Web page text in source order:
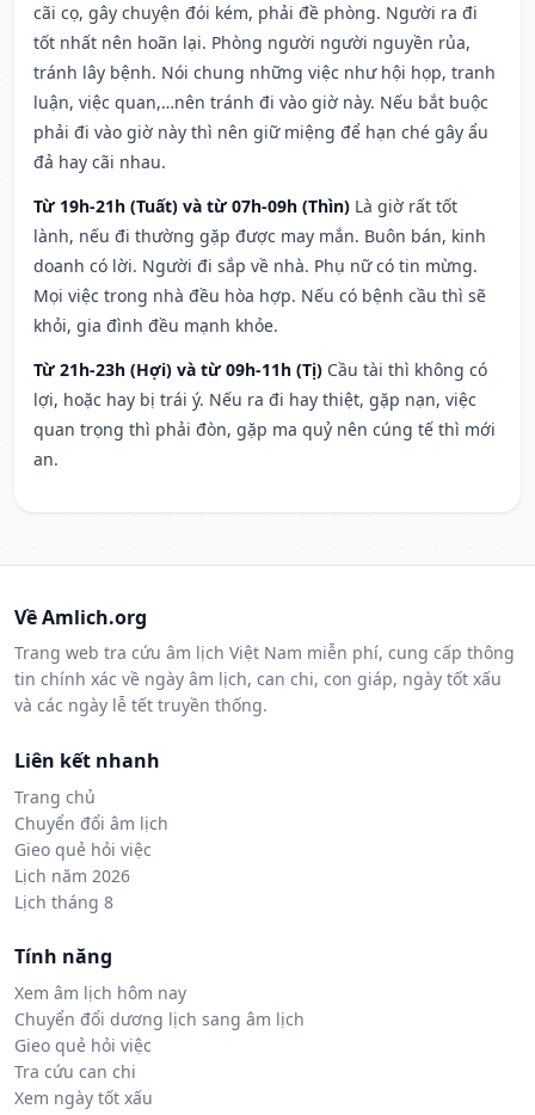
cãi cọ, gây chuyện đói kém, phải đề phòng. Người ra đi
tốt nhất nên hoãn lại. Phòng người người nguyền rủa,
tránh lây bệnh. Nói chung những việc như hội họp, tranh
luận, việc quan,…nên tránh đi vào giờ này. Nếu bắt buộc
phải đi vào giờ này thì nên giữ miệng để hạn ché gây ẩu
đả hay cãi nhau.
Từ 19h-21h (Tuất) và từ 07h-09h (Thìn) Là giờ rất tốt
lành, nếu đi thường gặp được may mắn. Buôn bán, kinh
doanh có lời. Người đi sắp về nhà. Phụ nữ có tin mừng.
Mọi việc trong nhà đều hòa hợp. Nếu có bệnh cầu thì sẽ
khỏi, gia đình đều mạnh khỏe.
Từ 21h-23h (Hợi) và từ 09h-11h (Tị) Cầu tài thì không có
lợi, hoặc hay bị trái ý. Nếu ra đi hay thiệt, gặp nạn, việc
quan trọng thì phải đòn, gặp ma quỷ nên cúng tế thì mới
an.
Về Amlich.org
Trang web tra cứu âm lịch Việt Nam miễn phí, cung cấp thông
tin chính xác về ngày âm lịch, can chi, con giáp, ngày tốt xấu
và các ngày lễ tết truyền thống.
Liên kết nhanh
Trang chủ
Chuyển đổi âm lịch
Gieo quẻ hỏi việc
Lịch năm 2026
Lịch tháng 8
Tính năng
Xem âm lịch hôm nay
Chuyển đổi dương lịch sang âm lịch
Gieo quẻ hỏi việc
Tra cứu can chi
Xem ngày tốt xấu